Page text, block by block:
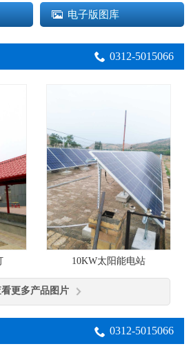
电子版图库
0312-5015066
10KW太阳能电站
更多产品图片
0312-5015066